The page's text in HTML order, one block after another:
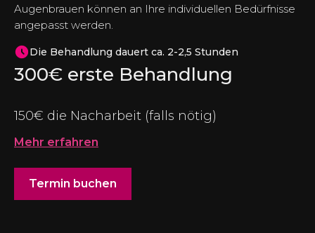
Augenbrauen können an Ihre individuellen Bedürfnisse
angepasst werden.
Die Behandlung dauert ca. 2-2,5 Stunden
300€ erste Behandlung
150€ die Nacharbeit (falls nötig)
Mehr erfahren
Termin buchen